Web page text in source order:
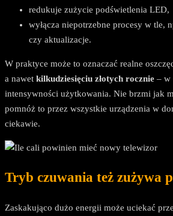
redukuje zużycie podświetlenia LED,
wyłącza niepotrzebne procesy w tle,
czy aktualizacje.
W praktyce może to oznaczać realne
a nawet kilkudziesięciu złotych rocznie – w
intensywności użytkowania. Nie brzmi jak
pomnóż to przez wszystkie urządzenia w
ciekawie.
Tryb czuwania też zużywa
Zaskakująco dużo energii może uciekać